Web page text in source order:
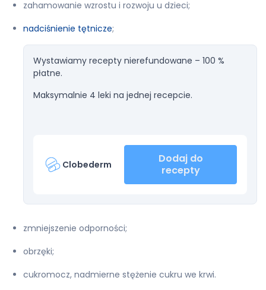
zahamowanie wzrostu i rozwoju u dzieci;
nadciśnienie tętnicze;
Wystawiamy recepty nierefundowane – 100 %
płatne.
Maksymalnie 4 leki na jednej recepcie.
Clobederm
Dodaj do
recepty
zmniejszenie odporności;
obrzęki;
cukromocz, nadmierne stężenie cukru we krwi.